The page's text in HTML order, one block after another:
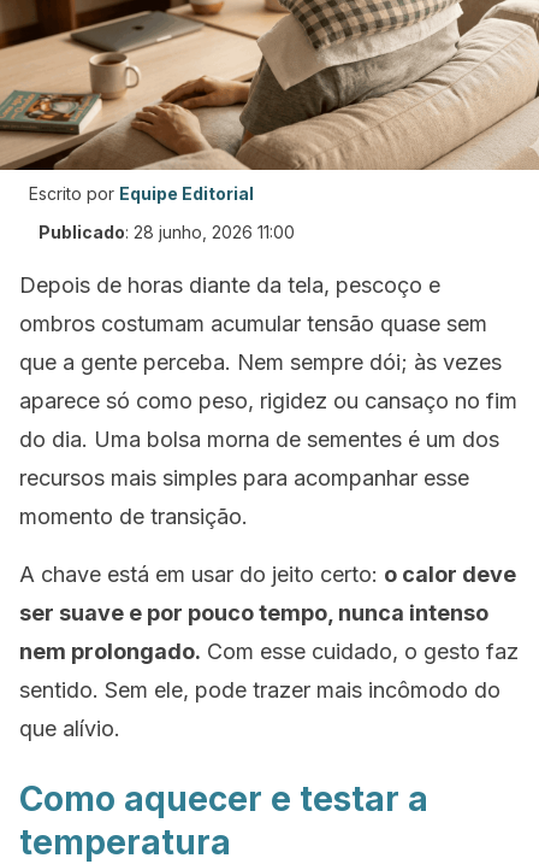
Escrito por Equipe Editorial
Publicado: 28 junho, 2026 11:00
Depois de horas diante da tela, pescoço e
ombros costumam acumular tensão quase sem
que a gente perceba. Nem sempre dói; às vezes
aparece só como peso, rigidez ou cansaço no fim
do dia. Uma bolsa morna de sementes é um dos
recursos mais simples para acompanhar esse
momento de transição.
A chave está em usar do jeito certo: o calor deve
ser suave e por pouco tempo, nunca intenso
nem prolongado. Com esse cuidado, o gesto faz
sentido. Sem ele, pode trazer mais incômodo do
que alívio.
Como aquecer e testar a
temperatura